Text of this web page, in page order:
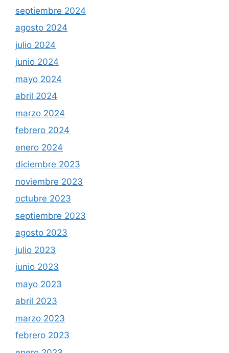
septiembre 2024
agosto 2024
julio 2024
junio 2024
mayo 2024
abril 2024
marzo 2024
febrero 2024
enero 2024
diciembre 2023
noviembre 2023
octubre 2023
septiembre 2023
agosto 2023
julio 2023
junio 2023
mayo 2023
abril 2023
marzo 2023
febrero 2023